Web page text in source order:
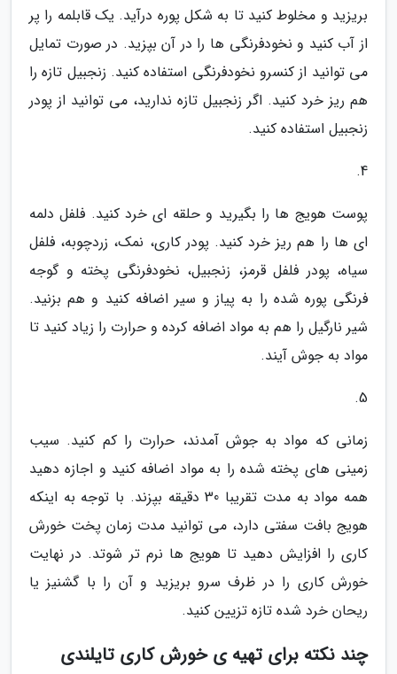
بریزید و مخلوط کنید تا به شکل پوره درآید. یک قابلمه را پر
از آب کنید و نخودفرنگی ها را در آن بپزید. در صورت تمایل
می توانید از کنسرو نخودفرنگی استفاده کنید. زنجبیل تازه را
هم ریز خرد کنید. اگر زنجبیل تازه ندارید، می توانید از پودر
زنجبیل استفاده کنید.
4.
پوست هویج ها را بگیرید و حلقه ای خرد کنید. فلفل دلمه
ای ها را هم ریز خرد کنید. پودر کاری، نمک، زردچوبه، فلفل
سیاه، پودر فلفل قرمز، زنجبیل، نخودفرنگی پخته و گوجه
فرنگی پوره شده را به پیاز و سیر اضافه کنید و هم بزنید.
شیر نارگیل را هم به مواد اضافه کرده و حرارت را زیاد کنید تا
مواد به جوش آیند.
5.
زمانی که مواد به جوش آمدند، حرارت را کم کنید. سیب
زمینی های پخته شده را به مواد اضافه کنید و اجازه دهید
همه مواد به مدت تقریبا 30 دقیقه بپزند. با توجه به اینکه
هویج بافت سفتی دارد، می توانید مدت زمان پخت خورش
کاری را افزایش دهید تا هویج ها نرم تر شوتد. در نهایت
خورش کاری را در ظرف سرو بریزید و آن را با گشنیز یا
ریحان خرد شده تازه تزیین کنید.
چند نکته برای تهیه ی خورش کاری تایلندی